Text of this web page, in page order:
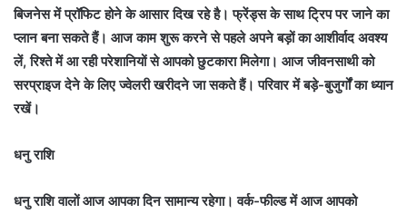
बिजनेस में प्रॉफिट होने के आसार दिख रहे है। फ्रेंड्स के साथ ट्रिप पर जाने का
प्लान बना सकते हैं। आज काम शुरू करने से पहले अपने बड़ों का आशीर्वाद अवश्य
लें, रिश्ते में आ रही परेशानियों से आपको छुटकारा मिलेगा। आज जीवनसाथी को
सरप्राइज देने के लिए ज्वेलरी खरीदने जा सकते हैं। परिवार में बड़े-बुजुर्गों का ध्यान
रखें।
धनु राशि
धनु राशि वालों आज आपका दिन सामान्य रहेगा। वर्क-फील्ड में आज आपको